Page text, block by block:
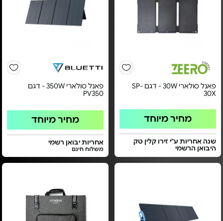
פאנל סולארי 30W - דגם SP-
30X
מחיר מיוחד
שנה אחריות ע"י זירו קלין טק
היבואן הרשמי
פאנל סולארי 350W - דגם
PV350
מחיר מיוחד
אחריות יבואן רשמי
משלוח חינם